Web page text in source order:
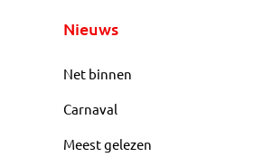
Nieuws
Net binnen
Carnaval
Meest gelezen